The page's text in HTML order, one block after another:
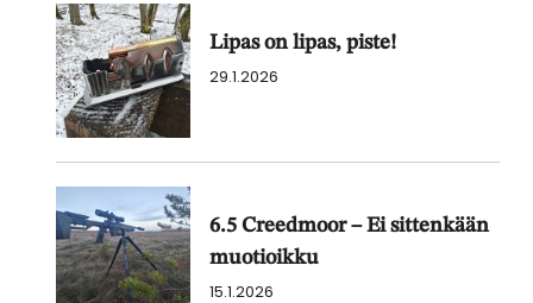
Lipas on lipas, piste!
29.1.2026
6.5 Creedmoor – Ei sittenkään
muotioikku
15.1.2026